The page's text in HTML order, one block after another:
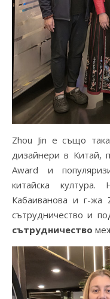
Zhou Jin е също
дизайнери в Китай,
Award и
китайска
Кабаиванова и г-жа
сътрудничество и
сътрудничество